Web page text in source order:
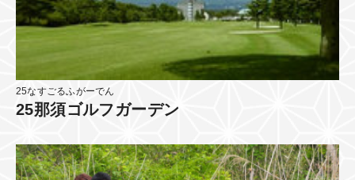
25なすごるふがーでん
25那須ゴルフガーデン